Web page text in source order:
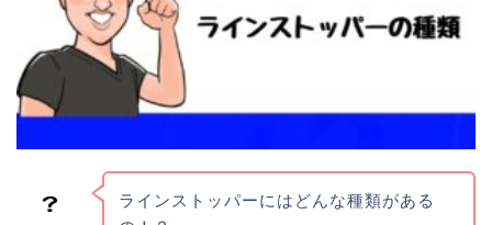
ラインストッパーにはどんな種類がある